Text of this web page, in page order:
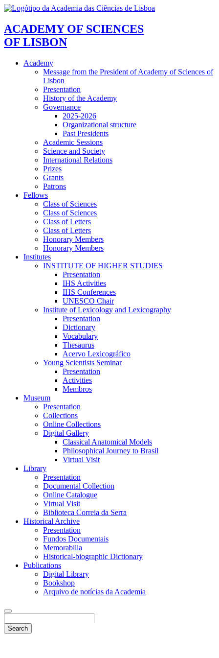
ACADEMY OF SCIENCES
OF LISBON
Academy
Message from the President of Academy of Sciences of
Lisbon
Presentation
History of the Academy
Governance
2025-2026
Organizational structure
Past Presidents
Academic Sessions
Science and Society
International Relations
Prizes
Grants
Patrons
Fellows
Class of Sciences
Class of Sciences
Class of Letters
Class of Letters
Honorary Members
Honorary Members
Institutes
INSTITUTE OF HIGHER STUDIES
Presentation
IHS Activities
IHS Conferences
UNESCO Chair
Institute of Lexicology and Lexicography
Presentation
Dictionary
Vocabulary
Thesaurus
Acervo Lexicográfico
Young Scientists Seminar
Presentation
Activities
Membros
Museum
Presentation
Collections
Online Collections
Digital Gallery
Classical Anatomical Models
Philosophical Journey to Brasil
Virtual Visit
Library
Presentation
Documental Collection
Online Catalogue
Virtual Visit
Biblioteca Correia da Serra
Historical Archive
Presentation
Fundos Documentais
Memorabilia
Historical-biographic Dictionary
Publications
Digital Library
Bookshop
Arquivo de notícias da Academia